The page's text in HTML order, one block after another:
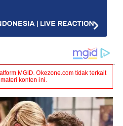
| LIVE REACTION